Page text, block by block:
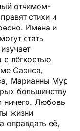
отчимом-
стихи и
Имена и
стать
с лёгкостью
Саэнса,
Марианны Мур
большинству
ничего. Любовь
жизни
оправдать её,